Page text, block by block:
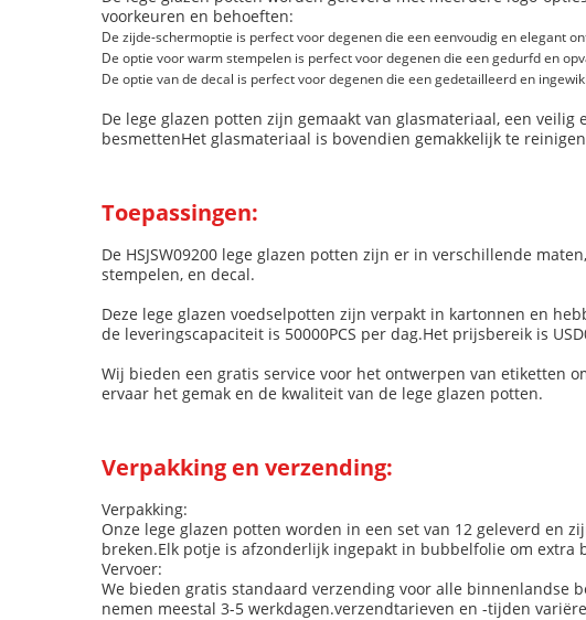
voorkeuren en behoeften:
De zijde-schermoptie is perfect voor degenen die een eenvoudig en elegant
De optie voor warm stempelen is perfect voor degenen die een gedurfd en
De optie van de decal is perfect voor degenen die een gedetailleerd en
De lege glazen potten zijn gemaakt van glasmateriaal, een
besmettenHet glasmateriaal is bovendien gemakkelijk te
Toepassingen:
De HSJSW09200 lege glazen potten zijn er in verschillende
stempelen, en decal.
Deze lege glazen voedselpotten zijn verpakt in kartonnen en
de leveringscapaciteit is 50000PCS per dag.Het prijsbereik is
Wij bieden een gratis service voor het ontwerpen van etiketten
ervaar het gemak en de kwaliteit van de lege glazen potten.
Verpakking en verzending:
Verpakking:
Onze lege glazen potten worden in een set van 12 geleverd en
breken.Elk potje is afzonderlijk ingepakt in bubbelfolie om extra
Vervoer:
We bieden gratis standaard verzending voor alle binnenlandse
nemen meestal 3-5 werkdagen.verzendtarieven en -tijden